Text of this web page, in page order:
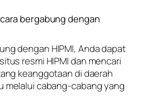
bergabung dengan
dengan HIPMI, Anda dapat
resmi HIPMI dan mencari
keanggotaan di daerah
melalui cabang-cabang yang